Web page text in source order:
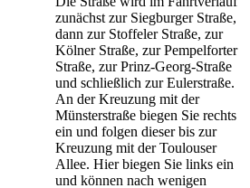
zunächst zur Siegburger Straße,
dann zur Stoffeler Straße, zur
Kölner Straße, zur Pempelforter
Straße, zur Prinz-Georg-Straße
und schließlich zur Eulerstraße.
An der Kreuzung mit der
Münsterstraße biegen Sie rechts
ein und folgen dieser bis zur
Kreuzung mit der Toulouser
Allee. Hier biegen Sie links ein
und können nach wenigen